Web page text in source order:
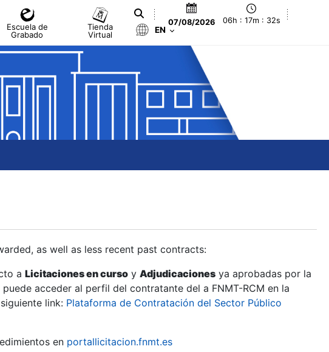
Escuela de
Grabado
Tienda
Virtual
07/08/2026 06h : 17m : 33s
EN
as well as less recent past contracts:
a Licitaciones en curso y Adjudicaciones ya aprobadas por la
acceder al perfil del contratante del a FNMT-RCM en la
link: Plataforma de Contratación del Sector Público
en portallicitacion.fnmt.es